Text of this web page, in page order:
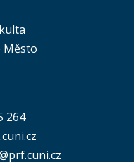
Město
264